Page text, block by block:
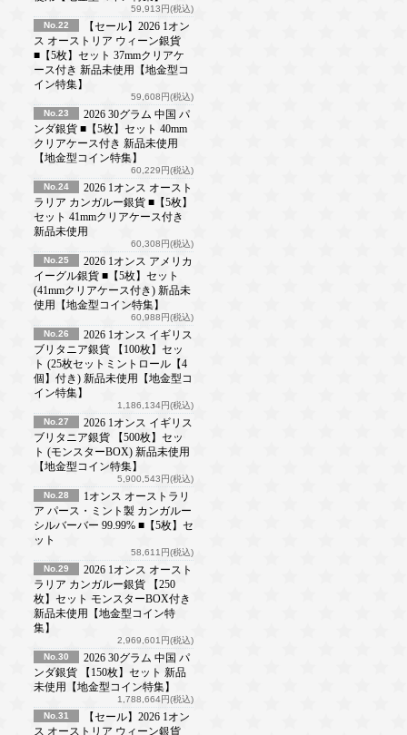
59,913円(税込)
No.22
【セール】2026 1オン
ス オーストリア ウィーン銀貨
■【5枚】セット 37mmクリアケ
ース付き 新品未使用【地金型コ
イン特集】
59,608円(税込)
No.23
2026 30グラム 中国 パ
ンダ銀貨 ■【5枚】セット 40mm
クリアケース付き 新品未使用
【地金型コイン特集】
60,229円(税込)
No.24
2026 1オンス オースト
ラリア カンガルー銀貨 ■【5枚】
セット 41mmクリアケース付き
新品未使用
60,308円(税込)
No.25
2026 1オンス アメリカ
イーグル銀貨 ■【5枚】セット
(41mmクリアケース付き) 新品未
使用【地金型コイン特集】
60,988円(税込)
No.26
2026 1オンス イギリス
ブリタニア銀貨 【100枚】セッ
ト (25枚セットミントロール【4
個】付き) 新品未使用【地金型コ
イン特集】
1,186,134円(税込)
No.27
2026 1オンス イギリス
ブリタニア銀貨 【500枚】セッ
ト (モンスターBOX) 新品未使用
【地金型コイン特集】
5,900,543円(税込)
No.28
1オンス オーストラリ
ア パース・ミント製 カンガルー
シルバーバー 99.99% ■【5枚】セ
ット
58,611円(税込)
No.29
2026 1オンス オースト
ラリア カンガルー銀貨 【250
枚】セット モンスターBOX付き
新品未使用【地金型コイン特
集】
2,969,601円(税込)
No.30
2026 30グラム 中国 パ
ンダ銀貨 【150枚】セット 新品
未使用【地金型コイン特集】
1,788,664円(税込)
No.31
【セール】2026 1オン
ス オーストリア ウィーン銀貨